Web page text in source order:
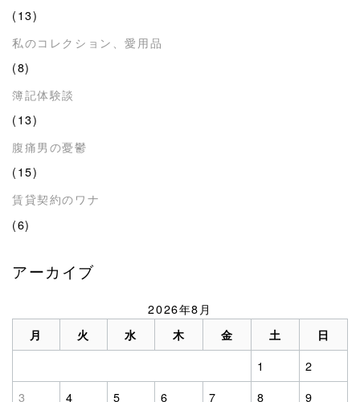
(13)
私のコレクション、愛用品
(8)
簿記体験談
(13)
腹痛男の憂鬱
(15)
賃貸契約のワナ
(6)
アーカイブ
2026年8月
月 火 水 木 金 土 日
1
2
3
4 5 6 7 8
9